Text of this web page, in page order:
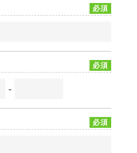
必須
必須
-
必須